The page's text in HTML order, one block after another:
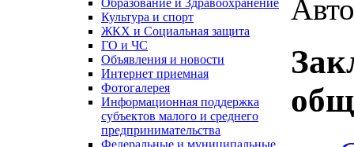
Образование и Здравоохранение
Культура и спорт
ЖКХ и Социальная защита
ГО и ЧС
Объявления и новости
Интернет приемная
Фотогалерея
Информационная поддержка
субъектов малого и среднего
предпринимательства